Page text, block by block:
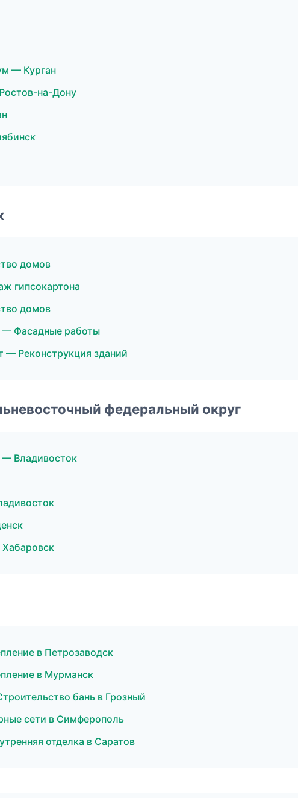
— Курган
на-Дону
домов
гипсокартона
домов
— Фасадные работы
— Реконструкция зданий
федеральный округ
Владивосток
в Петрозаводск
в Мурманск
бань в Грозный
сети в Симферополь
отделка в Саратов